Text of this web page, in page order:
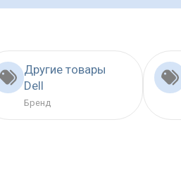
Другие товары
Dell
Бренд